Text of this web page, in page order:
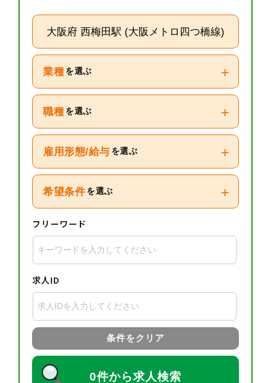
大阪府 西梅田駅 (大阪メトロ四つ橋線)
業種 を選ぶ +
職種 を選ぶ +
雇用形態/給与 を選ぶ +
希望条件 を選ぶ +
フリーワード
求人ID
条件をクリア
0件から求人検索